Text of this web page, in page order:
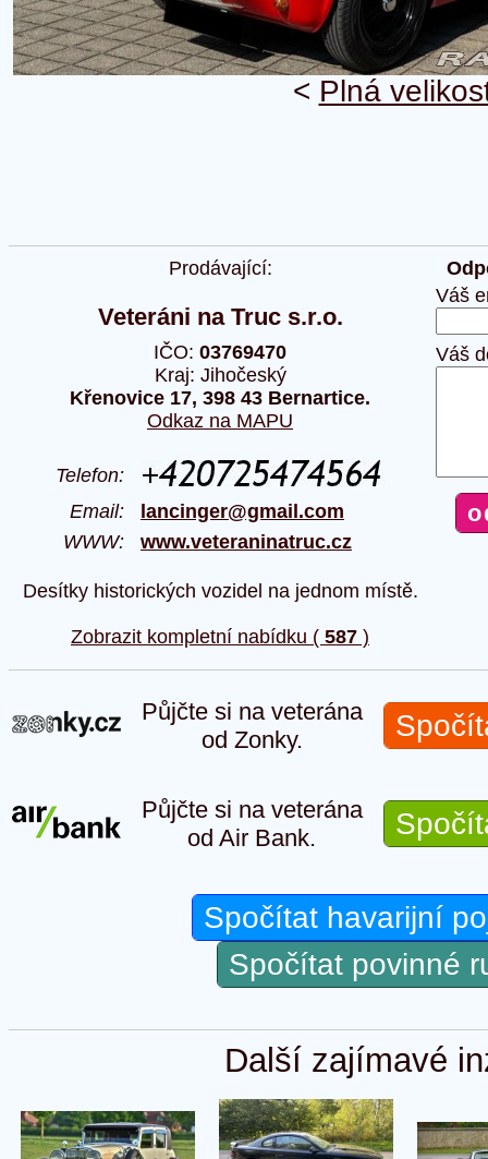
< Plná
Prodávající:
Veteráni na Truc s.r.o.
IČO: 03769470
Kraj: Jihočeský
Křenovice 17, 398 43 Bernartice.
Odkaz na MAPU
Telefon:
Email: lancinger@gmail.com
WWW: www.veteraninatruc.cz
Desítky historických vozidel na jednom místě.
Zobrazit kompletní nabídku ( 587 )
Váš
Váš
Půjčte si na veterána
od Zonky.
Půjčte si na veterána
od Air Bank.
Spočítat havarijní
Spočítat povinné
Další zajímavé